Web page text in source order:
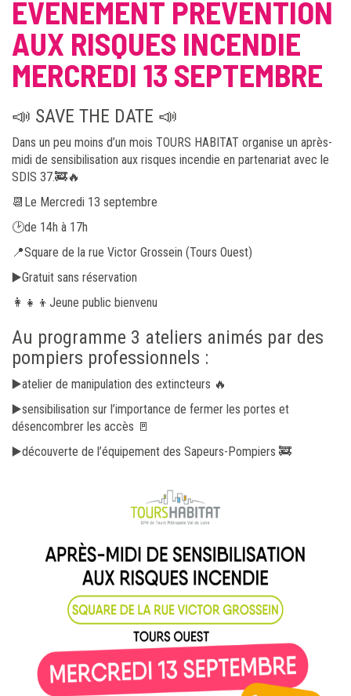
ÉVÉNEMENT PRÉVENTION
AUX RISQUES INCENDIE
MERCREDI 13 SEPTEMBRE
📣 SAVE THE DATE 📣
Dans un peu moins d’un mois TOURS HABITAT organise un après-
midi de sensibilisation aux risques incendie en partenariat avec le
SDIS 37.🚒🔥
📆Le Mercredi 13 septembre
🕑de 14h à 17h
📍Square de la rue Victor Grossein (Tours Ouest)
▶️Gratuit sans réservation
👩‍👧‍👦Jeune public bienvenu
Au programme 3 ateliers animés par des
pompiers professionnels :
▶️atelier de manipulation des extincteurs 🔥
▶️sensibilisation sur l’importance de fermer les portes et
désencombrer les accès 🚪
▶️découverte de l’équipement des Sapeurs-Pompiers 🚒